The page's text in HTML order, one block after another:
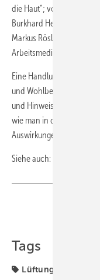
die Haut“; von Clemens
Burkhard Hensel, Klaus
Markus Rösler;
Arbeitsmedizin 2020; 105
Eine
und Wohlbefinden“) soll
und Hinweise geben, wie
wie man in der
Auswirkungen des
Siehe auch:
Tags
Lüftungsregeln